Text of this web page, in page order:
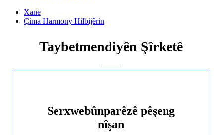
Xane
Çima Harmony Hilbijêrin
Taybetmendiyên Şîrketê
Serxwebûnparêzê pêşeng
nîşan